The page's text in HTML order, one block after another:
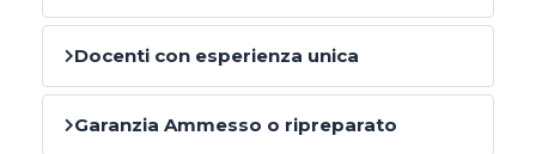
Docenti con esperienza unica
Garanzia Ammesso o ripreparato